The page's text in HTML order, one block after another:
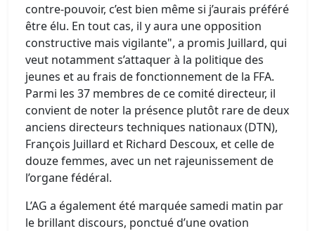
contre-pouvoir, c’est bien même si j’aurais préféré
être élu. En tout cas, il y aura une opposition
constructive mais vigilante", a promis Juillard, qui
veut notamment s’attaquer à la politique des
jeunes et au frais de fonctionnement de la FFA.
Parmi les 37 membres de ce comité directeur, il
convient de noter la présence plutôt rare de deux
anciens directeurs techniques nationaux (DTN),
François Juillard et Richard Descoux, et celle de
douze femmes, avec un net rajeunissement de
l’organe fédéral.
L’AG a également été marquée samedi matin par
le brillant discours, ponctué d’une ovation